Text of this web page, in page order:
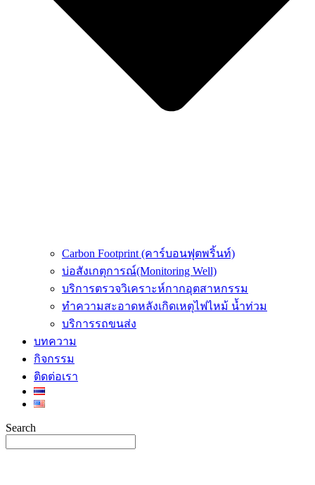
Carbon Footprint (คาร์บอนฟุตพริ้นท์)
บ่อสังเกตุการณ์(Monitoring Well)
บริการตรวจวิเคราะห์กากอุตสาหกรรม
ทำความสะอาดหลังเกิดเหตุไฟไหม้ น้ำท่วม
บริการรถขนส่ง
บทความ
กิจกรรม
ติดต่อเรา
Search